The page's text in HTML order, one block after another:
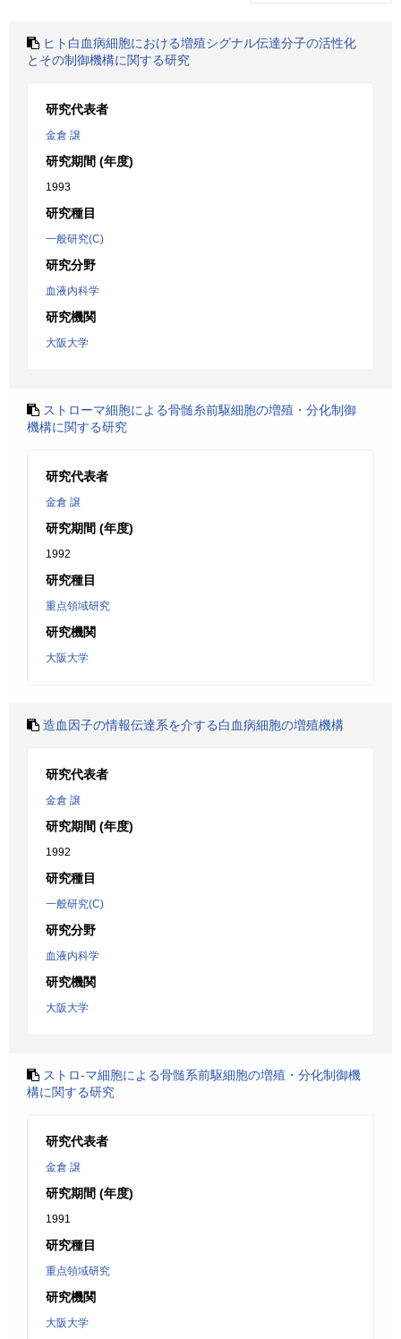
ヒト白血病細胞における増殖シグナル伝達分子の活性化
とその制御機構に関する研究
研究代表者
金倉 譲
研究期間 (年度)
1993
研究種目
一般研究(C)
研究分野
血液内科学
研究機関
大阪大学
ストローマ細胞による骨髄糸前駆細胞の増殖・分化制御
機構に関する研究
研究代表者
金倉 譲
研究期間 (年度)
1992
研究種目
重点領域研究
研究機関
大阪大学
造血因子の情報伝達系を介する白血病細胞の増殖機構
研究代表者
金倉 譲
研究期間 (年度)
1992
研究種目
一般研究(C)
研究分野
血液内科学
研究機関
大阪大学
ストロ-マ細胞による骨髄系前駆細胞の増殖・分化制御機
構に関する研究
研究代表者
金倉 譲
研究期間 (年度)
1991
研究種目
重点領域研究
研究機関
大阪大学